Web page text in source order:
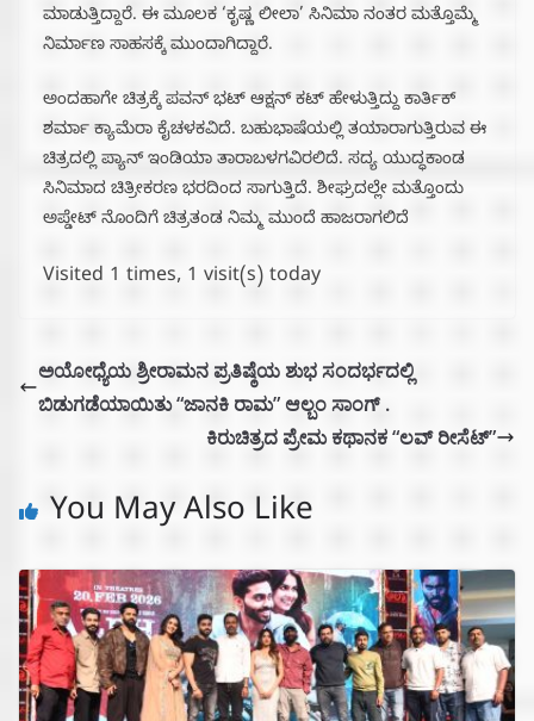
ಮಾಡುತ್ತಿದ್ದಾರೆ. ಈ ಮೂಲಕ ‘ಕೃಷ್ಣ ಲೀಲಾ’ ಸಿನಿಮಾ ನಂತರ ಮತ್ತೊಮ್ಮೆ
ನಿರ್ಮಾಣ ಸಾಹಸಕ್ಕೆ ಮುಂದಾಗಿದ್ದಾರೆ.
ಅಂದಹಾಗೇ ಚಿತ್ರಕ್ಕೆ ಪವನ್ ಭಟ್ ಆಕ್ಷನ್‌ ಕಟ್‌ ಹೇಳುತ್ತಿದ್ದು ಕಾರ್ತಿಕ್
ಶರ್ಮಾ ಕ್ಯಾಮೆರಾ ಕೈಚಳಕವಿದೆ. ಬಹುಭಾಷೆಯಲ್ಲಿ ತಯಾರಾಗುತ್ತಿರುವ ಈ
ಚಿತ್ರದಲ್ಲಿ ಪ್ಯಾನ್ ಇಂಡಿಯಾ ತಾರಾಬಳಗವಿರಲಿದೆ. ಸದ್ಯ ಯುದ್ಧಕಾಂಡ
ಸಿನಿಮಾದ ಚಿತ್ರೀಕರಣ ಭರದಿಂದ ಸಾಗುತ್ತಿದೆ. ಶೀಘ್ರದಲ್ಲೇ ಮತ್ತೊಂದು
ಅಪ್ಡೇಟ್ ನೊಂದಿಗೆ ಚಿತ್ರತಂಡ ನಿಮ್ಮ ಮುಂದೆ ಹಾಜರಾಗಲಿದೆ
Visited 1 times, 1 visit(s) today
ಅಯೋಧ್ಯೆಯ ಶ್ರೀರಾಮನ ಪ್ರತಿಷ್ಠೆಯ ಶುಭ ಸಂದರ್ಭದಲ್ಲಿ
ಬಿಡುಗಡೆಯಾಯಿತು “ಜಾನಕಿ ರಾಮ” ಆಲ್ಬಂ ಸಾಂಗ್ .
ಕಿರುಚಿತ್ರದ ಪ್ರೇಮ ಕಥಾನಕ “ಲವ್ ರೀಸೆಟ್”
You May Also Like